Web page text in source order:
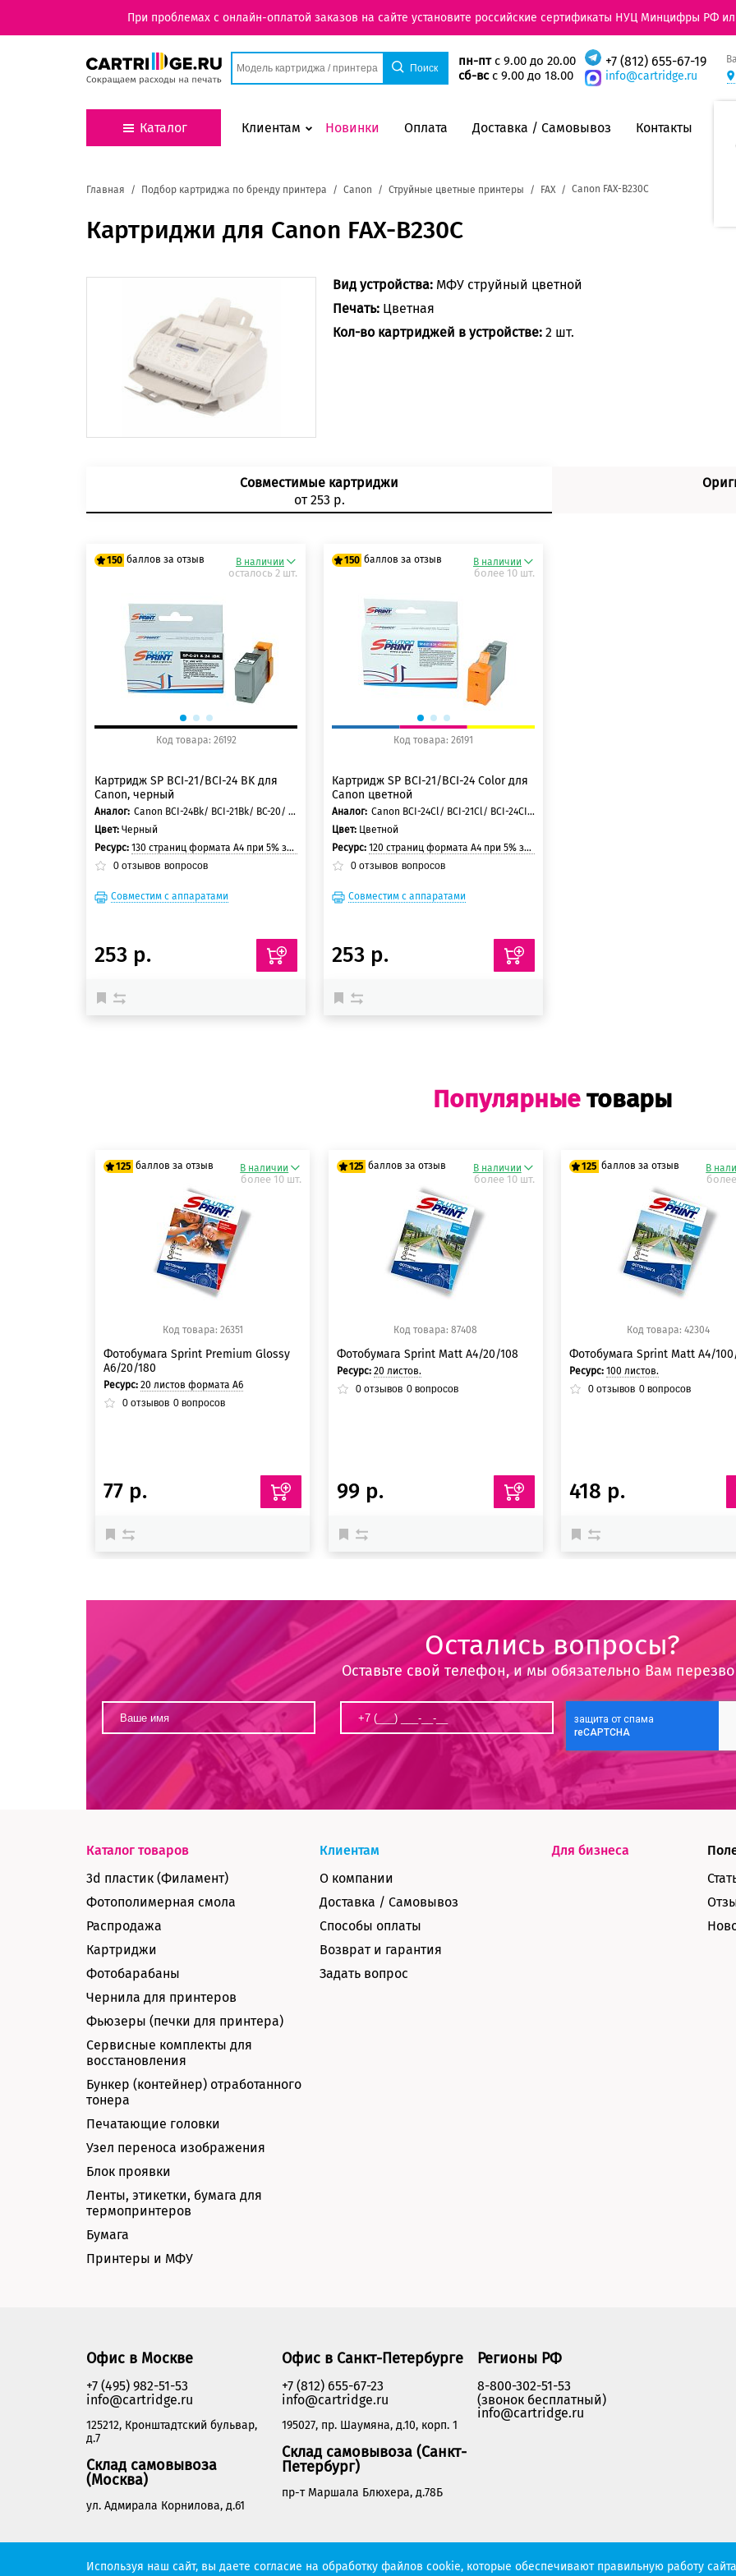
При проблемах с онлайн-оплатой заказов на сайте установите российские сертификаты НУЦ Минцифры РФ
пн-птс 9.00 до 20.00
сб-всс 9.00 до 18.00
+7 (812) 655-67-19
info@cartridge.ru
Каталог Клиентам Новинки Оплата Доставка / Самовывоз Контакты
Главная Подбор картриджа по бренду принтера Canon Струйные цветные принтеры FAX Canon FAX-B230C
Картриджи для Canon FAX-B230C
Вид устройства: МФУ струйный цветной
Печать: Цветная
Кол-во картриджей в устройстве: 2 шт.
Совместимые картриджи
от 253 р.
150 баллов за отзыв
125 баллов
150 баллов
В наличии
осталось 2 шт.
Код товара: 26192
Картридж SP BCI-21/BCI-24 BK для
Canon, черный
Аналог:
Canon BCI-24Bk/ BCI-21Bk/ BC-20/ BCI-24Bk Twin/ BCI-21Bk Twin Pack/ BX-20/ BC-23
Цвет: Черный
Ресурс: 130 страниц формата А4 при 5% заполнении страницы
0 отзывов вопросов
Совместим с аппаратами
253 р.
150 баллов за отзыв
125 баллов
150 баллов
В наличии
более 10 шт.
Код товара: 26191
Картридж SP BCI-21/BCI-24 Color для
Canon цветной
Аналог:
Canon BCI-24Cl/ BCI-21Cl/ BCI-24CI Twin/ BC-21e/ BC-22e
Цвет: Цветной
Ресурс: 120 страниц формата А4 при 5% заполнении страницы
0 отзывов вопросов
Совместим с аппаратами
253 р.
Популярныетовары
125 баллов за отзыв
125 баллов
125 баллов
В наличии
более 10 шт.
Код товара: 26351
Фотобумага Sprint Premium Glossy
A6/20/180
Ресурс:20 листов формата А6
0 отзывов 0 вопросов
77 р.
125 баллов за отзыв
125 баллов
125 баллов
В наличии
более 10 шт.
Код товара: 87408
Фотобумага Sprint Matt A4/20/108
Ресурс: 20 листов.
0отзывов 0вопросов
99 р.
125 баллов за отзыв
125 баллов
125 баллов
В
Код товара: 42304
Фотобумага Sprint Matt A4/
Ресурс:100 листов.
0 отзывов 0 вопросов
418 р.
Остались вопросы?
Оставьте свой телефон, и мы обязательно Вам
Каталог товаров
3d пластик (Филамент)
Фотополимерная смола
Распродажа
Картриджи
Фотобарабаны
Чернила для принтеров
Фьюзеры (печки для принтера)
Сервисные комплекты для
восстановления
Бункер (контейнер) отработанного
тонера
Печатающие головки
Узел переноса изображения
Блок проявки
Ленты, этикетки, бумага для
термопринтеров
Бумага
Принтеры и МФУ
Клиентам
О компании
Доставка / Самовывоз
Способы оплаты
Возврат и гарантия
Задать вопрос
Для бизнеса
Офис в Москве
+7 (495) 982-51-53
info@cartridge.ru
125212, Кронштадтский бульвар,
д.7
Склад самовывоза
(Москва)
ул. Адмирала Корнилова, д.61
Офис в Санкт-Петербурге
+7 (812) 655-67-23
info@cartridge.ru
195027, пр. Шаумяна, д.10, корп. 1
Склад самовывоза (Санкт-
Петербург)
пр-т Маршала Блюхера, д.78Б
Регионы РФ
8-800-302-51-53
(звонок бесплатный)
info@cartridge.ru
Cartridge.ru 2012-2026. Все права защищены Политика конфиденциальности
Используя наш сайт, вы даете согласие на обработку файлов cookie, которые обеспечивают правильную работу